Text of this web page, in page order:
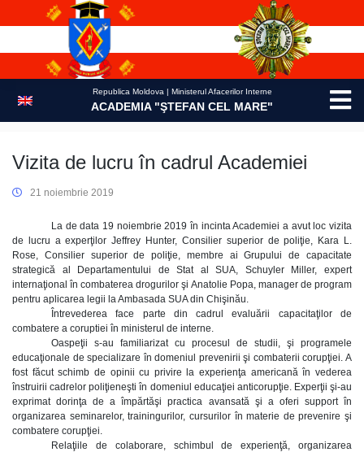
Republica Moldova | Ministerul Afacerilor Interne
ACADEMIA "ŞTEFAN CEL MARE"
Vizita de lucru în cadrul Academiei
21 noiembrie 2019
La de data 19 noiembrie 2019 în incinta Academiei a avut loc vizita
de lucru a experţilor Jeffrey Hunter, Consilier superior de poliţie, Kara L.
Rose, Consilier superior de poliţie, membre ai Grupului de capacitate
strategică al Departamentului de Stat al SUA, Schuyler Miller, expert
internaţional în combaterea drogurilor şi Anatolie Popa, manager de program
pentru aplicarea legii la Ambasada SUA din Chişinău.
Întrevederea face parte din cadrul evaluării capacitaţilor de
combatere a coruptiei în ministerul de interne.
Oaspeţii s-au familiarizat cu procesul de studii, şi programele
educaţionale de specializare în domeniul prevenirii şi combaterii corupţiei. A
fost făcut schimb de opinii cu privire la experienţa americană în vederea
înstruirii cadrelor poliţieneşti în domeniul educaţiei anticorupţie. Experţii şi-au
exprimat dorinţa de a împărtăşi practica avansată şi a oferi support în
organizarea seminarelor, trainingurilor, cursurilor în materie de prevenire şi
combatere corupţiei.
Relaţiile de colaborare, schimbul de experienţă, organizarea